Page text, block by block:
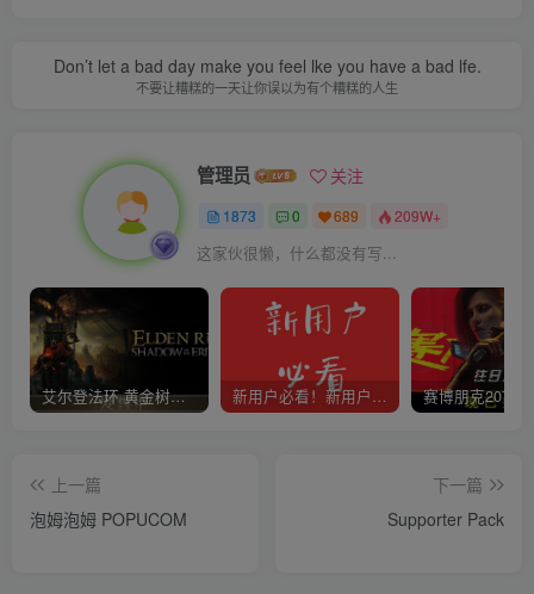
Don’t let a bad day make you feel lke you have a bad lfe.
不要让糟糕的一天让你误以为有个糟糕的人生
管理员 关注
1873 0 689 209W+
这家伙很懒，什么都没有写...
艾尔登法环 黄金树幽影 新用户必看！新用户必看！新用户必看！！！
上一篇
泡姆泡姆 POPUCOM
下一篇
Supporter Pack